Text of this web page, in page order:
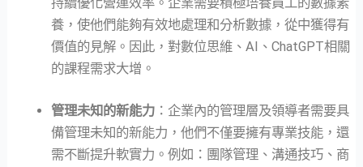
養，使他們能夠有效地處理和分析數據，從中獲得有
價值的見解。因此，對數位思維、AI、ChatGPT相關
的課程需求大增。
管理未知的新能力 ：企業內的管理層及領導者需要具
備管理未知的新能力，他們不僅要擁有專業技能，還
需不斷提升軟實力。例如：團隊管理、溝通技巧、商